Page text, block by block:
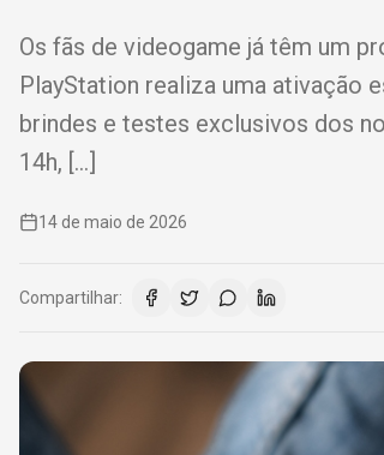
Os fãs de videogame já têm um
PlayStation realiza uma ativação
brindes e testes exclusivos dos
14h, […]
14 de maio de 2026
Compartilhar: